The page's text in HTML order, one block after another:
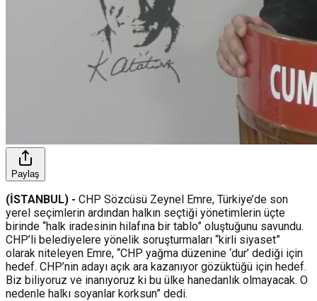
Paylaş
(İSTANBUL) - CHP Sözcüsü Zeynel Emre, Türkiye’de son
yerel seçimlerin ardından halkın seçtiği yönetimlerin üçte
birinde “halk iradesinin hilafına bir tablo” oluştuğunu savundu.
CHP’li belediyelere yönelik soruşturmaları “kirli siyaset”
olarak niteleyen Emre, “CHP yağma düzenine ‘dur’ dediği için
hedef. CHP’nin adayı açık ara kazanıyor gözüktüğü için hedef.
Biz biliyoruz ve inanıyoruz ki bu ülke hanedanlık olmayacak. O
nedenle halkı soyanlar korksun” dedi.